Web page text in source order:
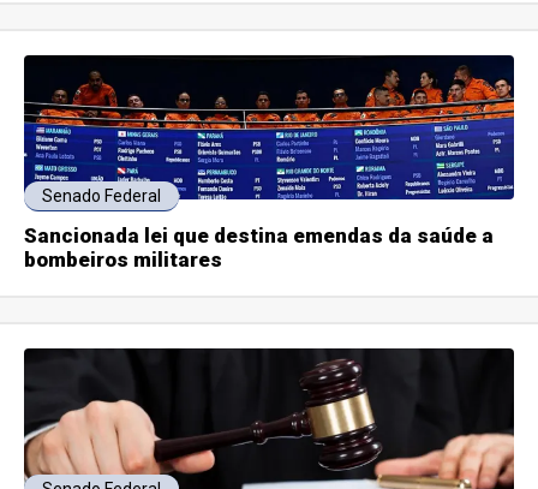
Senado Federal
Sancionada lei que destina emendas da saúde a
bombeiros militares